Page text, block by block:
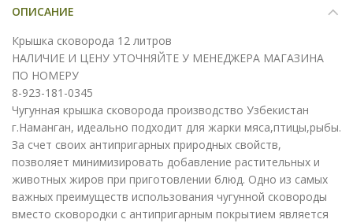
ОПИСАНИЕ
Крышка сковорода 12 литров
НАЛИЧИЕ И ЦЕНУ УТОЧНЯЙТЕ У МЕНЕДЖЕРА МАГАЗИНА
ПО НОМЕРУ
8-923-181-0345
Чугунная крышка сковорода производство Узбекистан
г.Наманган, идеально подходит для жарки мяса,птицы,рыбы.
За счет своих антипригарных природных свойств,
позволяет минимизировать добавление растительных и
животных жиров при приготовлении блюд. Одно из самых
важных преимуществ использования чугунной сковороды
вместо сковородки с антипригарным покрытием является